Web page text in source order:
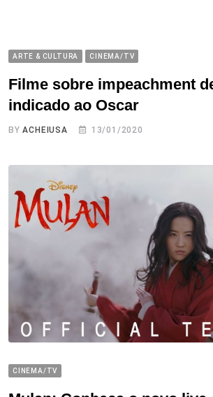
ARTE & CULTURA CINEMA/TV
Filme sobre impeachment
indicado ao Oscar
BYACHEIUSA 13/01/2020
CINEMA/TV